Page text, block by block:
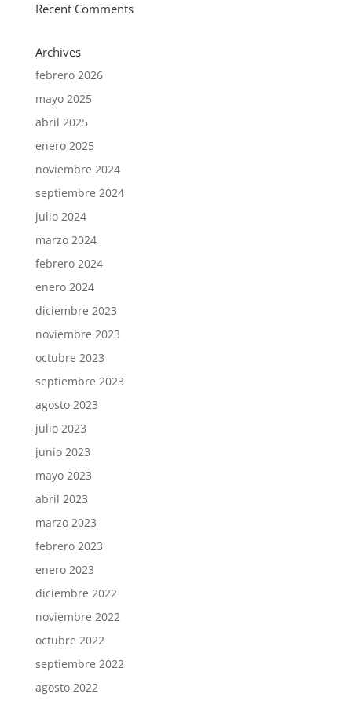
Recent Comments
Archives
febrero 2026
mayo 2025
abril 2025
enero 2025
noviembre 2024
septiembre 2024
julio 2024
marzo 2024
febrero 2024
enero 2024
diciembre 2023
noviembre 2023
octubre 2023
septiembre 2023
agosto 2023
julio 2023
junio 2023
mayo 2023
abril 2023
marzo 2023
febrero 2023
enero 2023
diciembre 2022
noviembre 2022
octubre 2022
septiembre 2022
agosto 2022